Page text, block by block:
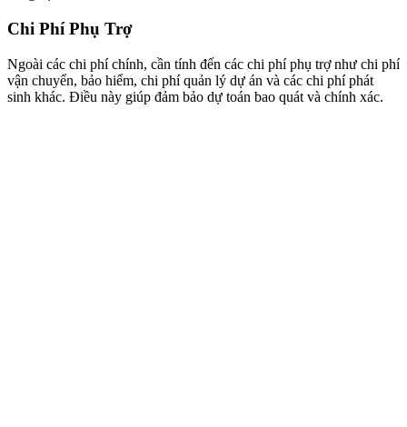
Chi Phí Phụ Trợ
Ngoài các chi phí chính, cần tính đến các chi phí phụ trợ như chi phí
vận chuyển, bảo hiểm, chi phí quản lý dự án và các chi phí phát
sinh khác. Điều này giúp đảm bảo dự toán bao quát và chính xác.